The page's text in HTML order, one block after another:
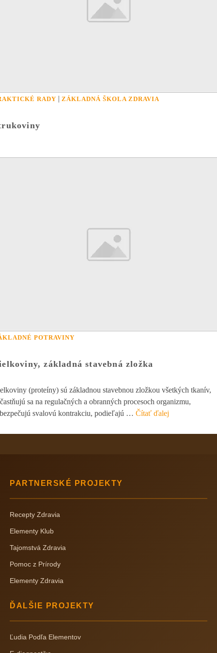
RADY | ZÁKLADNÁ ŠKOLA ZDRAVIA
POTRAVINY
základná stavebná zložka
(proteíny) sú základnou stavebnou zložkou všetkých tkanív,
sa na regulačných a obranných procesoch organizmu,
svalovú kontrakciu, podieľajú … Čítať ďalej
PARTNERSKÉ PROJEKTY
Recepty Zdravia
Elementy Klub
Tajomstvá Zdravia
Pomoc z Prírody
Elementy Zdravia
ĎALŠIE PROJEKTY
Ľudia Podľa Elementov